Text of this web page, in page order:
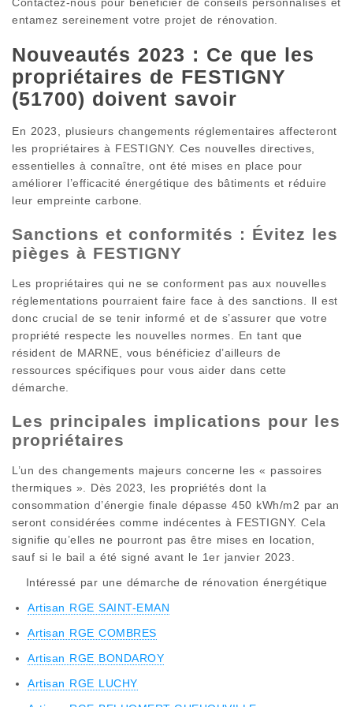
entamez sereinement votre projet de rénovation.
Nouveautés 2023 : Ce que les
propriétaires de FESTIGNY
(51700) doivent savoir
En 2023, plusieurs changements réglementaires affecteront
les propriétaires à FESTIGNY. Ces nouvelles directives,
essentielles à connaître, ont été mises en place pour
améliorer l’efficacité énergétique des bâtiments et réduire
leur empreinte carbone.
Sanctions et conformités : Évitez les
pièges à FESTIGNY
Les propriétaires qui ne se conforment pas aux nouvelles
réglementations pourraient faire face à des sanctions. Il est
donc crucial de se tenir informé et de s’assurer que votre
propriété respecte les nouvelles normes. En tant que
résident de MARNE, vous bénéficiez d’ailleurs de
ressources spécifiques pour vous aider dans cette
démarche.
Les principales implications pour les
propriétaires
L’un des changements majeurs concerne les « passoires
thermiques ». Dès 2023, les propriétés dont la
consommation d’énergie finale dépasse 450 kWh/m2 par an
seront considérées comme indécentes à FESTIGNY. Cela
signifie qu’elles ne pourront pas être mises en location,
sauf si le bail a été signé avant le 1er janvier 2023.
Intéressé par une démarche de rénovation énergétique
Artisan RGE SAINT-EMAN
Artisan RGE COMBRES
Artisan RGE BONDAROY
Artisan RGE LUCHY